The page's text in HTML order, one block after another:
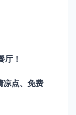
！
点、免费